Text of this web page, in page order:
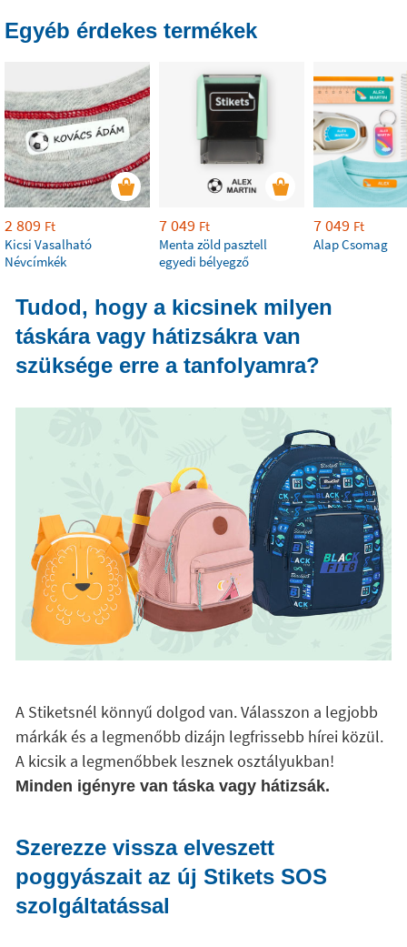
Egyéb érdekes termékek
2 809 Ft
Kicsi Vasalható
Névcímkék
7 049 Ft
Menta zöld pasztell
egyedi bélyegző
7 049 Ft
Alap Csomag
Tudod, hogy a kicsinek milyen
táskára vagy hátizsákra van
szüksége erre a tanfolyamra?
A Stiketsnél könnyű dolgod van. Válasszon a legjobb
márkák és a legmenőbb dizájn legfrissebb hírei közül.
A kicsik a legmenőbbek lesznek osztályukban!
Minden igényre van táska vagy hátizsák.
Szerezze vissza elveszett
poggyászait az új Stikets SOS
szolgáltatással